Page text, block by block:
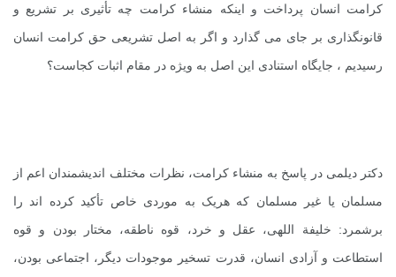
کرامت انسان پرداخت و اینکه منشاء کرامت چه تأثیری بر تشریع و
قانونگذاری بر جای می گذارد و اگر به اصل تشریعی حق کرامت انسان
رسیدیم ، جایگاه استنادی این اصل به ویژه در مقام اثبات کجاست؟
دکتر دیلمی در پاسخ به منشاء کرامت، نظرات مختلف اندیشمندان اعم از
مسلمان یا غیر مسلمان که هریک به موردی خاص تأکید کرده اند را
برشمرد: خلیفة اللهی، عقل و خرد، قوه ناطقه، مختار بودن و قوه
استطاعت و آزادی انسان، قدرت تسخیر موجودات دیگر، اجتماعی بودن،